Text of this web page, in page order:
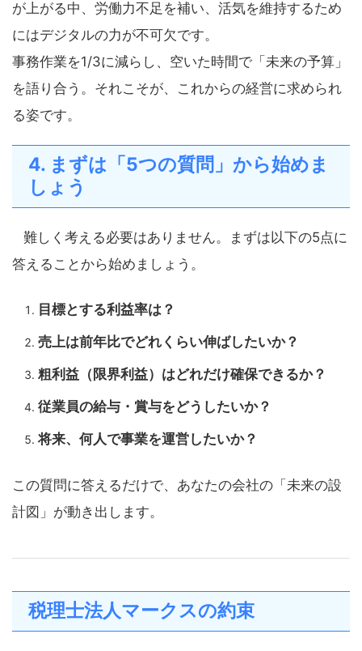
が上がる中、労働力不足を補い、活気を維持するため
にはデジタルの力が不可欠です。
事務作業を1/3に減らし、空いた時間で「未来の予算」
を語り合う。それこそが、これからの経営に求められ
る姿です。
4. まずは「5つの質問」から始めま
しょう
難しく考える必要はありません。まずは以下の5点に
答えることから始めましょう。
目標とする利益率は？
売上は前年比でどれくらい伸ばしたいか？
粗利益（限界利益）はどれだけ確保できるか？
従業員の給与・賞与をどうしたいか？
将来、何人で事業を運営したいか？
この質問に答えるだけで、あなたの会社の「未来の設
計図」が動き出します。
税理士法人マークスの約束